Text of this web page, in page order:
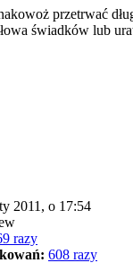
przetrwać
świadków lub
2011, o 17:54
razy
608 razy